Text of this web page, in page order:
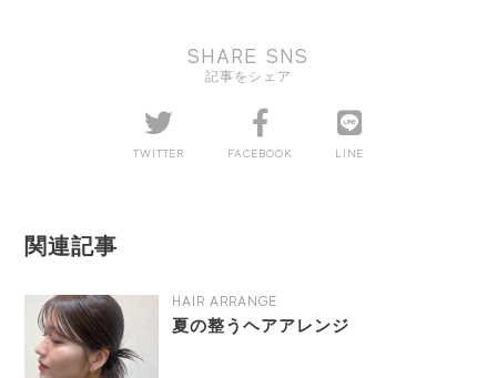
SHARE SNS
記事をシェア
TWITTER FACEBOOK LINE
関連記事
HAIR ARRANGE
夏の整うヘアアレンジ